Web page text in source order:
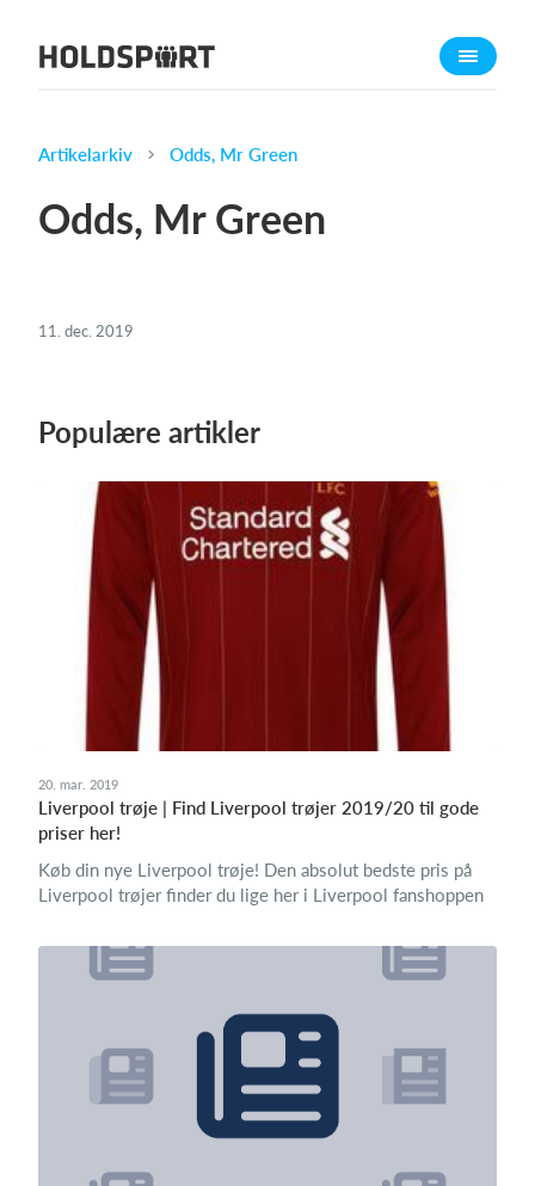
Om Holdsport
Presseomtale
Webshop
Hvad koster det?
Artikelarkiv Odds, Mr Green
Odds, Mr Green
11. dec. 2019
Populære artikler
20. mar. 2019
Liverpool trøje | Find Liverpool trøjer 2019/20 til gode
priser her!
Køb din nye Liverpool trøje! Den absolut bedste pris på
Liverpool trøjer finder du lige her i Liverpool fanshoppen